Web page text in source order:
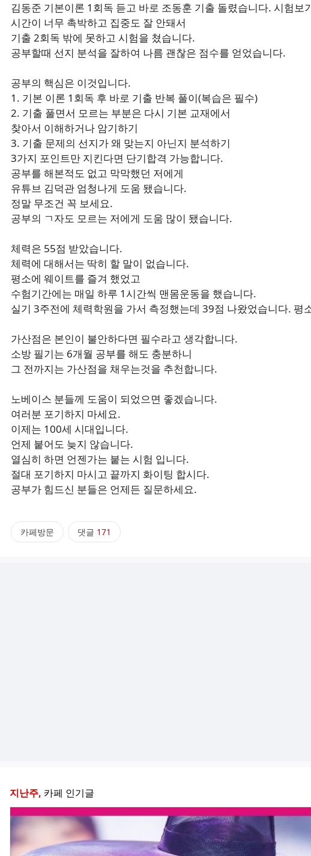
김동준 기본이론 1회독 듣고 바로 조동훈 기출 돌렸습니다. 시험보
시간이 너무 촉박하고 집중도 잘 안돼서
기출 2회독 밖에 못하고 시험을 쳤습니다.
공부할때 선지 분석을 잘하여 나름 괜찮은 점수를 얻었습니다.
공부의 핵심은 이것입니다.
1. 기본 이론 1회독 후 바로 기출 반복 풀이(복습은 필수)
2. 기출 풀면서 모르는 부분은 다시 기본 교재에서
찾아서 이해하거나 암기하기
3. 기출 문제의 선지가 왜 맞는지 아닌지 분석하기
3가지 포인트만 지킨다면 단기합격 가능합니다.
공부를 해본적도 없고 막막했던 저에게
유튜브 김덕관 엄청나게 도움 됐습니다.
정말 무조건 꼭 보세요.
공부의 ㄱ자도 모르는 저에게 도움 많이 됐습니다.
체력은 55점 받았습니다.
체력에 대해서는 딱히 할 말이 없습니다.
평소에 웨이트를 즐겨 했었고
수험기간에는 매일 하루 1시간씩 맨몸운동을 했습니다.
실기 3주전에 체력학원을 가서 측정했는데 39점 나왔었습니다.
가산점은 본인이 불안하다면 필수라고 생각합니다.
소방 필기는 6개월 공부를 해도 충분하니
그 전까지는 가산점을 채우는것을 추천합니다.
노베이스 분들께 도움이 되었으면 좋겠습니다.
여러분 포기하지 마세요.
이제는 100세 시대입니다.
언제 붙어도 늦지 않습니다.
열심히 하면 언젠가는 붙는 시험 입니다.
절대 포기하지 마시고 끝까지 화이팅 합시다.
공부가 힘드신 분들은 언제든 질문하세요.
카페방문 댓글 171
지난주, 카페 인기글